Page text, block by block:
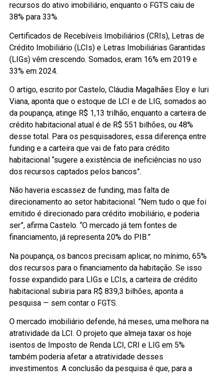
recursos do ativo imobiliário, enquanto o FGTS caiu de
38% para 33%.
Certificados de Recebíveis Imobiliários (CRIs), Letras de
Crédito Imobiliário (LCIs) e Letras Imobiliárias Garantidas
(LIGs) vêm crescendo. Somados, eram 16% em 2019 e
33% em 2024.
O artigo, escrito por Castelo, Cláudia Magalhães Eloy e Iuri
Viana, aponta que o estoque de LCI e de LIG, somados ao
da poupança, atinge R$ 1,13 trilhão, enquanto a carteira de
crédito habitacional atual é de R$ 551 bilhões, ou 48%
desse total. Para os pesquisadores, essa diferença entre
funding e a carteira que vai de fato para crédito
habitacional “sugere a existência de ineficiências no uso
dos recursos captados pelos bancos”.
Não haveria escassez de funding, mas falta de
direcionamento ao setor habitacional. “Nem tudo o que foi
emitido é direcionado para crédito imobiliário, e poderia
ser”, afirma Castelo. “O mercado já tem fontes de
financiamento, já representa 20% do PIB.”
Na poupança, os bancos precisam aplicar, no mínimo, 65%
dos recursos para o financiamento da habitação. Se isso
fosse expandido para LIGs e LCIs, a carteira de crédito
habitacional subiria para R$ 839,3 bilhões, aponta a
pesquisa — sem contar o FGTS.
O mercado imobiliário defende, há meses, uma melhora na
atratividade da LCI. O projeto que almeja taxar os hoje
isentos de Imposto de Renda LCI, CRI e LIG em 5%
também poderia afetar a atratividade desses
investimentos. A conclusão da pesquisa é que, para a